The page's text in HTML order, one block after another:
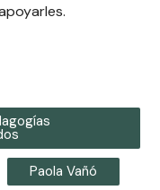
Paola Vañó